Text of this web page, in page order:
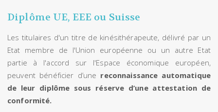
Diplôme UE, EEE ou Suisse
Les titulaires d'un titre de kinésithérapeute, délivré par un
Etat membre de l'Union européenne ou un autre Etat
partie à l'accord sur l'Espace économique européen,
peuvent bénéficier d’une reconnaissance automatique
de leur diplôme sous réserve d’une attestation de
conformité.